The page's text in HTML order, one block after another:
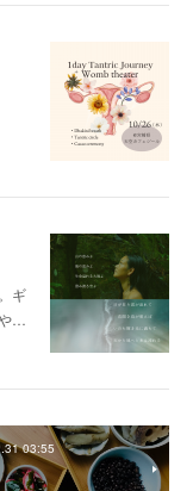
ギ
…
03:55